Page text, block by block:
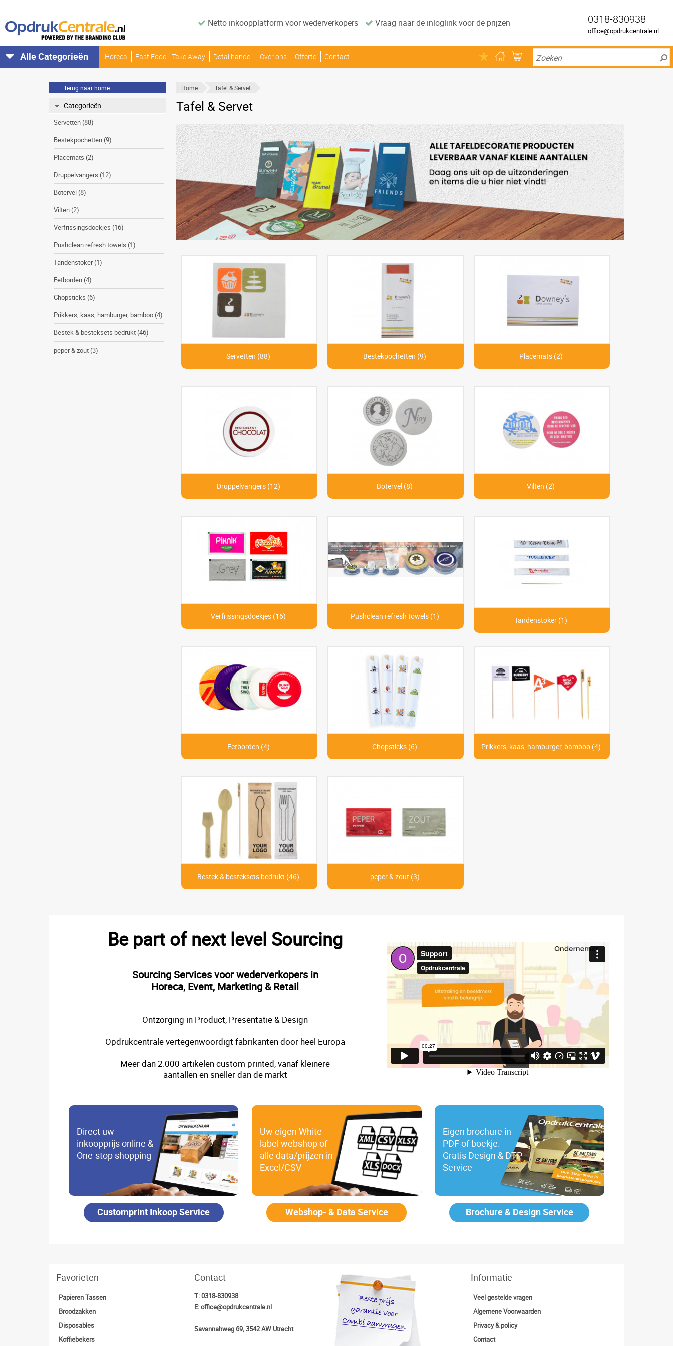
Netto inkoopplatform voor wederverkopers Vraag naar de inloglink voor de prijzen
Horeca Fast Food - Take Away Detailhandel Over ons Offerte Contact
0318-830938
office@opdrukcentrale.nl
Alle Categorieën
Terug naar home
Categorieën
Servetten (88)
Bestekpochetten (9)
Placemats (2)
Druppelvangers (12)
Botervel (8)
Vilten (2)
Verfrissingsdoekjes (16)
Pushclean refresh towels (1)
Tandenstoker (1)
Eetborden (4)
Chopsticks (6)
Prikkers, kaas, hamburger, bamboo (4)
Bestek & besteksets bedrukt (46)
peper & zout (3)
Home Tafel & Servet
Tafel & Servet
Servetten (88) Bestekpochetten (9) Placemats (2)
Druppelvangers (12) Botervel (8) Vilten (2)
Verfrissingsdoekjes (16) Pushclean refresh towels (1) Tandenstoker (1)
Eetborden (4) Chopsticks (6) Prikkers, kaas, hamburger, bamboo (4)
Bestek & besteksets bedrukt (46) peper & zout (3)
Be part of next level Sourcing
Sourcing Services voor wederverkopers in
Horeca, Event, Marketing & Retail
Ontzorging in Product, Presentatie & Design
Opdrukcentrale vertegenwoordigt fabrikanten door heel Europa
Meer dan 2.000 artikelen custom printed, vanaf kleinere
aantallen en sneller dan de markt
Direct uw
inkoopprijs online &
One-stop shopping
Customprint Inkoop Service
Uw eigen White
label webshop of
alle data/prijzen in
Excel/CSV
Webshop- & Data Service
Eigen brochure in
PDF of boekje.
Gratis Design & DTP
Service
Brochure & Design Service
Favorieten
Papieren Tassen
Broodzakken
Disposables
Koffiebekers
Contact
T:0318-830938
E:office@opdrukcentrale.nl
Savannahweg 69, 3542 AW Utrecht
Informatie
Veel gestelde vragen
Algemene Voorwaarden
Privacy & policy
Contact